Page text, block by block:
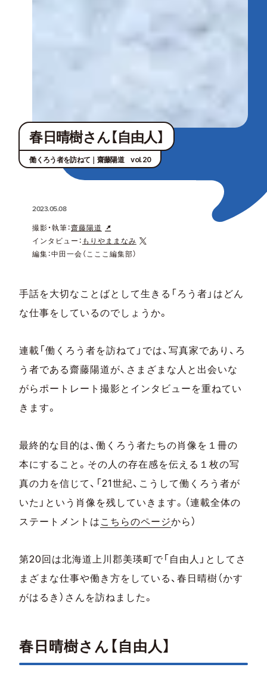
春日晴樹さん【自由人】
働くろう者を訪ねて｜齋藤陽道 vol.20
2023.05.08
撮影・執筆：齋藤陽道
インタビュー： もりやままなみ
編集：中田一会（こここ編集部）
手話を大切なことばとして生きる「ろう者」はどん
な仕事をしているのでしょうか。
連載「働くろう者を訪ねて」では、写真家であり、ろ
う者である齋藤陽道が、さまざまな人と出会いな
がらポートレート撮影とインタビューを重ねてい
きます。
最終的な目的は、働くろう者たちの肖像を１冊の
本にすること。その人の存在感を伝える１枚の写
真の力を信じて、「21世紀、こうして働くろう者が
いた」という肖像を残していきます。（連載全体の
ステートメントは こちらのページから）
第20回は北海道上川郡美瑛町で「自由人」としてさ
まざまな仕事や働き方をしている、春日晴樹（かす
がはるき）さんを訪ねました。
春日晴樹さん【自由人】